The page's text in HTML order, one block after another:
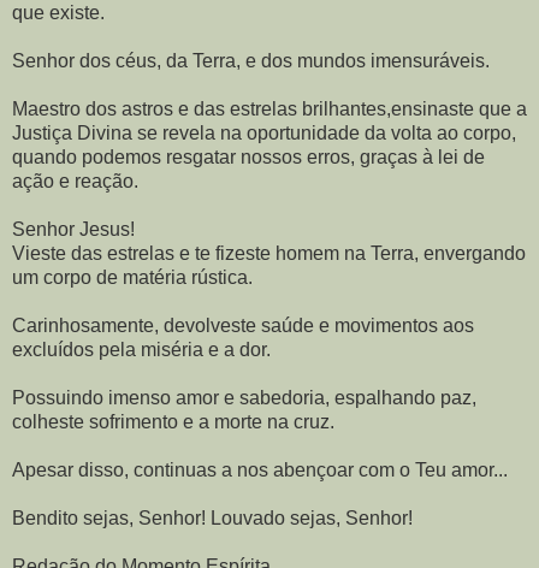
que existe.
Senhor dos céus, da Terra, e dos mundos imensuráveis.
Maestro dos astros e das estrelas brilhantes,ensinaste que a
Justiça Divina se revela na oportunidade da volta ao corpo,
quando podemos resgatar nossos erros, graças à lei de
ação e reação.
Senhor Jesus!
Vieste das estrelas e te fizeste homem na Terra, envergando
um corpo de matéria rústica.
Carinhosamente, devolveste saúde e movimentos aos
excluídos pela miséria e a dor.
Possuindo imenso amor e sabedoria, espalhando paz,
colheste sofrimento e a morte na cruz.
Apesar disso, continuas a nos abençoar com o Teu amor...
Bendito sejas, Senhor! Louvado sejas, Senhor!